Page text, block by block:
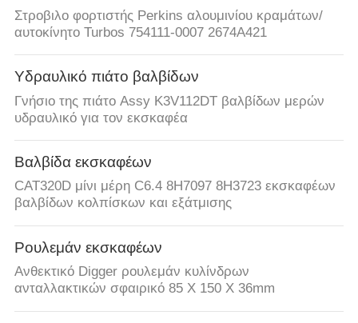
Στροβιλο φορτιστής Perkins αλουμινίου κραμάτων/
αυτοκίνητο Turbos 754111-0007 2674A421
Υδραυλικό πιάτο βαλβίδων
Γνήσιο της πιάτο Assy K3V112DT βαλβίδων μερών
υδραυλικό για τον εκσκαφέα
Βαλβίδα εκσκαφέων
CAT320D μίνι μέρη C6.4 8H7097 8H3723 εκσκαφέων
βαλβίδων κολπίσκων και εξάτμισης
Ρουλεμάν εκσκαφέων
Ανθεκτικό Digger ρουλεμάν κυλίνδρων
ανταλλακτικών σφαιρικό 85 X 150 X 36mm